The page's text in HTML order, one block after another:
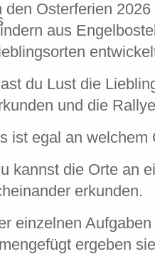
den Osterferien
aus
du Lust die
und die
ist egal an welchem
kannst die Orte an
erkunden.
einzelnen
ergeben